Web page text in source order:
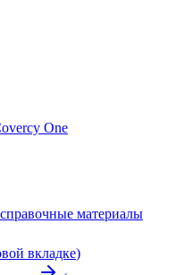
One
материалы
вкладке)